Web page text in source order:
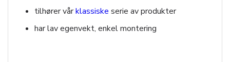
tilhører vårklassiske serie av produkter
har lav egenvekt, enkel montering